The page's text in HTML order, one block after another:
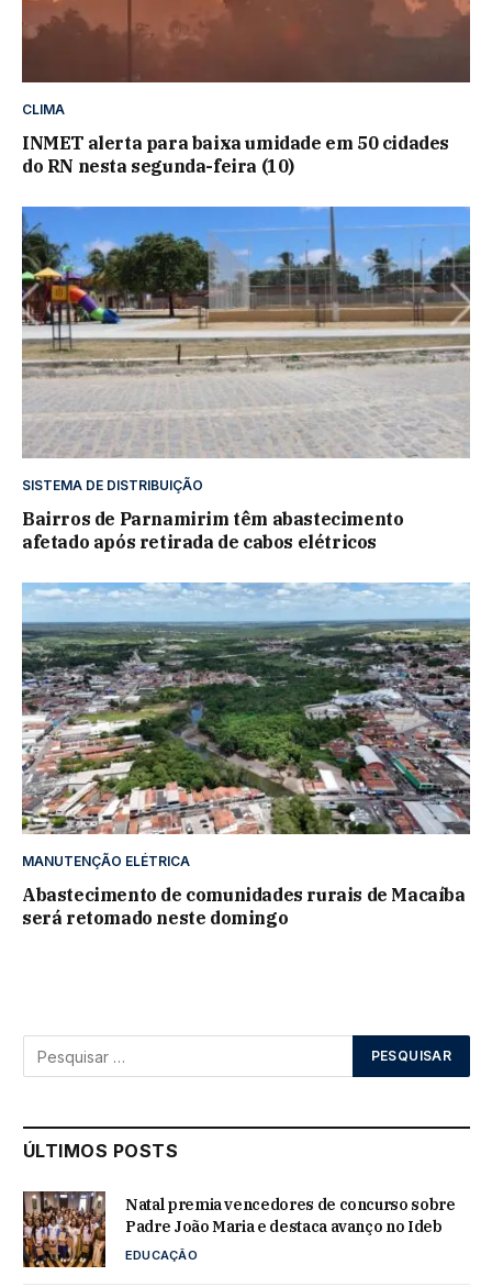
CLIMA
INMET alerta para baixa umidade em 50 cidades
do RN nesta segunda-feira (10)
SISTEMA DE DISTRIBUIÇÃO
Bairros de Parnamirim têm abastecimento
afetado após retirada de cabos elétricos
MANUTENÇÃO ELÉTRICA
Abastecimento de comunidades rurais de Macaíba
será retomado neste domingo
ÚLTIMOS POSTS
Natal premia vencedores de concurso sobre
Padre João Maria e destaca avanço no Ideb
EDUCAÇÃO